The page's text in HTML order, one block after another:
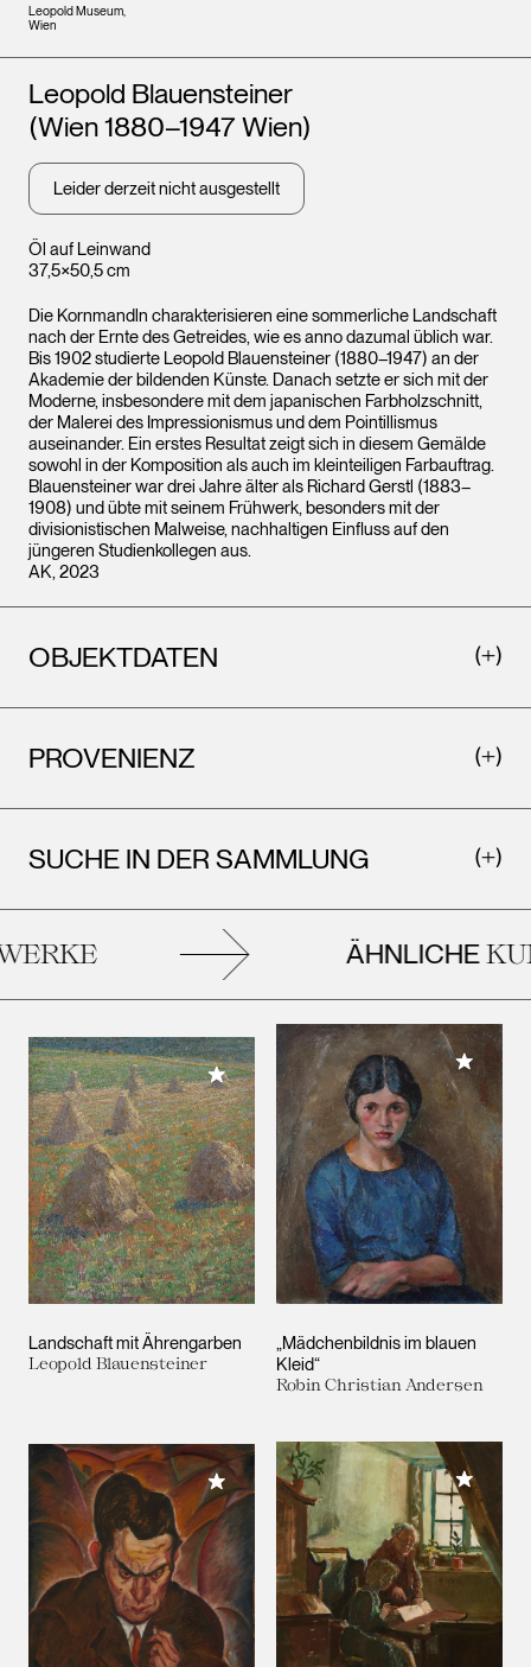
Leopold Museum,
Wien
Öl auf Leinwand
37,5×50,5 cm
Künstler*innen
Leopold Blauensteiner
(Wien 1880–1947 Wien)
Leider derzeit nicht ausgestellt
Die Kornmandln charakterisieren eine sommerliche Landschaft
nach der Ernte des Getreides, wie es anno dazumal üblich war.
Bis 1902 studierte Leopold Blauensteiner (1880–1947) an der
Akademie der bildenden Künste. Danach setzte er sich mit der
Moderne, insbesondere mit dem japanischen Farbholzschnitt,
der Malerei des Impressionismus und dem Pointillismus
auseinander. Ein erstes Resultat zeigt sich in diesem Gemälde
sowohl in der Komposition als auch im kleinteiligen Farbauftrag.
Blauensteiner war drei Jahre älter als Richard Gerstl (1883–
1908) und übte mit seinem Frühwerk, besonders mit der
divisionistischen Malweise, nachhaltigen Einfluss auf den
jüngeren Studienkollegen aus.
AK, 2023
OBJEKTDATEN
PROVENIENZ
SUCHE IN DER SAMMLUNG
ÄHNLICHE
Landschaft mit Ährengarben
Leopold Blauensteiner
Meiner Sammlung hinzufügen
„Mädchenbildnis im blauen
Kleid“
Robin Christian Andersen
Meiner
Meiner Sammlung hinzufügen Meiner